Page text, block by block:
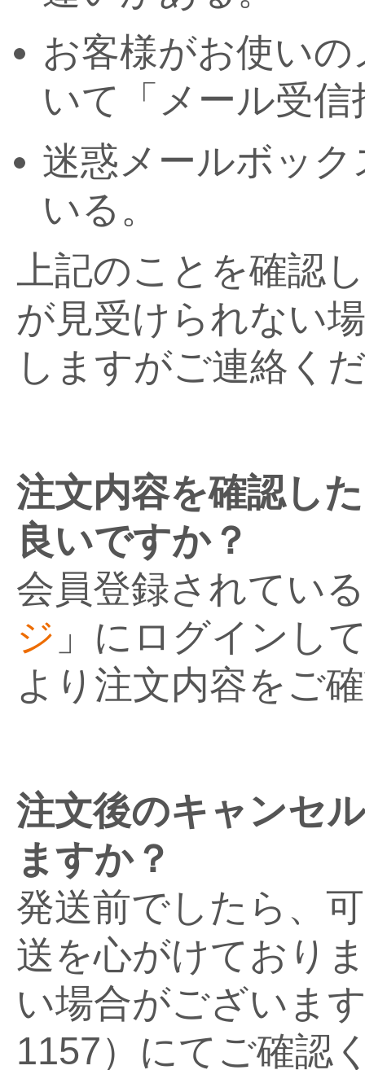
お客様がお使い
いて「メール受
迷惑メールボッ
いる。
上記のことを確認
が見受けられない
しますがご連絡く
注文内容を確認し
良いですか？
会員登録されてい
ジ 」にログインし
より注文内容をご
注文後のキャンセ
ますか？
発送前でしたら、
送を心がけており
い場合がございま
1157）にてご確認